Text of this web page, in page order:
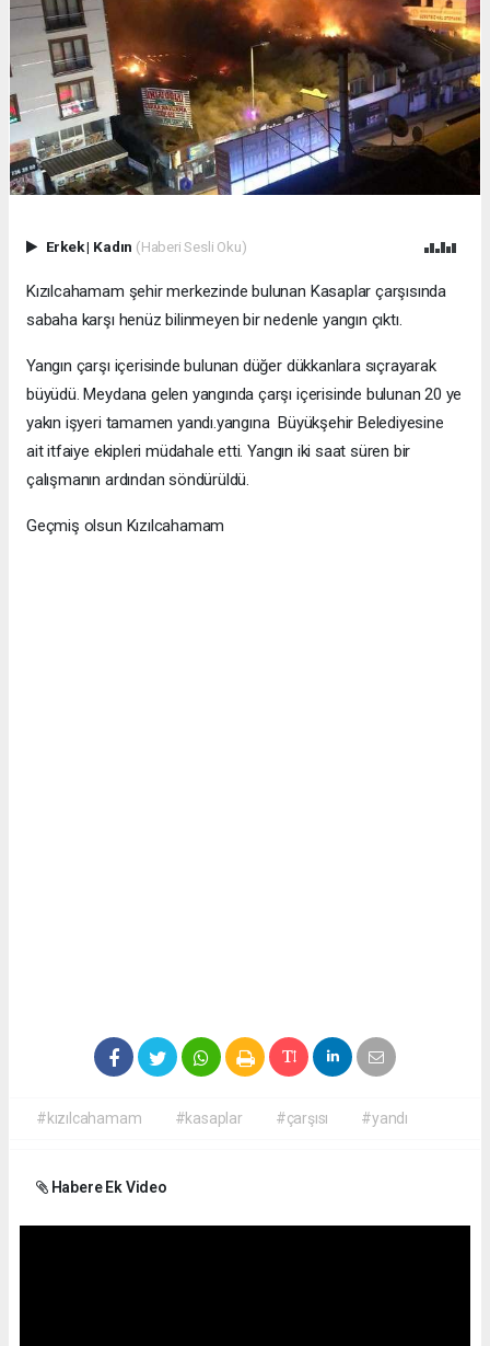
Erkek| Kadın (Haberi Sesli Oku)
Kızılcahamam şehir merkezinde bulunan Kasaplar çarşısında
sabaha karşı henüz bilinmeyen bir nedenle yangın çıktı.
Yangın çarşı içerisinde bulunan düğer dükkanlara sıçrayarak
büyüdü. Meydana gelen yangında çarşı içerisinde bulunan 20 ye
yakın işyeri tamamen yandı.yangına Büyükşehir Belediyesine
ait itfaiye ekipleri müdahale etti. Yangın iki saat süren bir
çalışmanın ardından söndürüldü.
Geçmiş olsun Kızılcahamam
#kızılcahamam #kasaplar #çarşısı #yandı
Habere Ek Video